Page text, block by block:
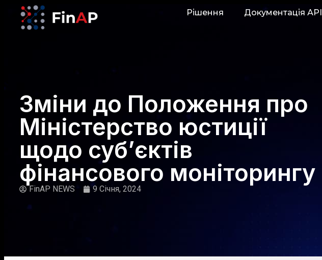
Рішення Документація АРІ
Зміни до Положення про
Міністерство юстиції
щодо суб’єктів
фінансового моніторингу
FinAP NEWS 9 Січня, 2024